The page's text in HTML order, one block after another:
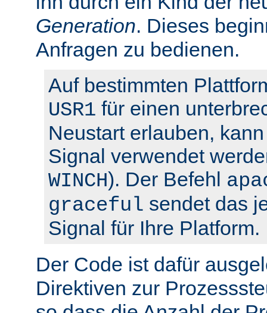
Generation. Dieses
Anfragen zu bedienen.
Auf bestimmten
USR1 für einen
Neustart erlauben,
Signal verwendet
WINCH). Der Befehl
graceful sendet das
Signal für Ihre Platform.
Der Code ist dafür
Direktiven zur